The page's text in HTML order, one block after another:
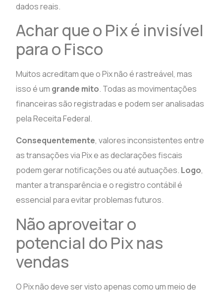
dados reais.
Achar que o Pix é invisível
para o Fisco
Muitos acreditam que o Pix não é rastreável, mas
isso é um grande mito. Todas as movimentações
financeiras são registradas e podem ser analisadas
pela Receita Federal.
Consequentemente, valores inconsistentes entre
as transações via Pix e as declarações fiscais
podem gerar notificações ou até autuações. Logo,
manter a transparência e o registro contábil é
essencial para evitar problemas futuros.
Não aproveitar o
potencial do Pix nas
vendas
O Pix não deve ser visto apenas como um meio de